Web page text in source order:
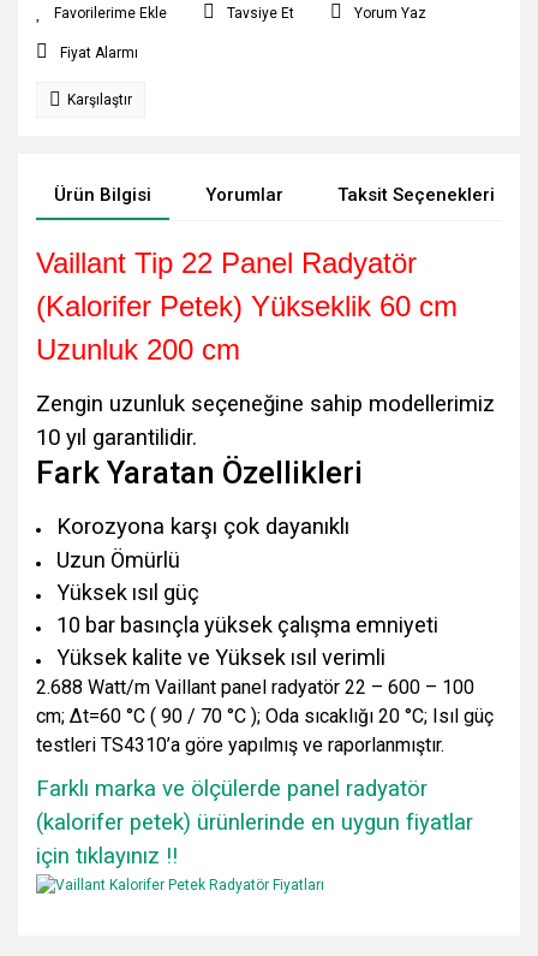
Tavsiye Et Yorum Yaz
Fiyat Alarmı
Karşılaştır
Ürün Bilgisi Yorumlar Taksit Seçenekleri
Vaillant Tip 22 Panel Radyatör
(Kalorifer Petek) Yükseklik 60 cm
Uzunluk 200 cm
Zengin uzunluk seçeneğine sahip modellerimiz
10 yıl garantilidir.
Fark Yaratan Özellikleri
Korozyona karşı çok dayanıklı
Uzun Ömürlü
Yüksek ısıl güç
10 bar basınçla yüksek çalışma emniyeti
Yüksek kalite ve Yüksek ısıl verimli
2.688 Watt/m Vaillant panel radyatör 22 – 600 – 100
cm; Δt=60 °C ( 90 / 70 °C ); Oda sıcaklığı 20 °C; Isıl güç
testleri TS4310’a göre yapılmış ve raporlanmıştır.
Farklı marka ve ölçülerde panel radyatör
(kalorifer petek) ürünlerinde en uygun fiyatlar
için tıklayınız !!